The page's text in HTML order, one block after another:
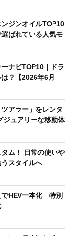
ンジンオイルTOP10
選ばれている人気モ
ーナビTOP10｜ドラ
？【2026年6月
アラー」をレンタ
ジュアリーな移動体
ム！ 日常の使いや
スタイルへ
でHEV一本化 特別